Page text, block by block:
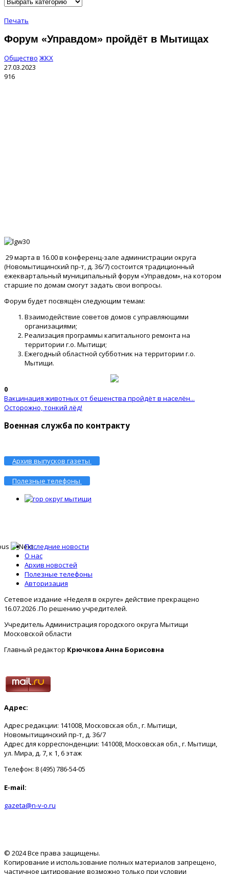
Печать
Форум «Управдом» пройдёт в Мытищах
Общество ЖКХ
27.03.2023
916
29 марта в 16.00 в конференц-зале администрации округа
(Новомытищинский пр-т, д. 36/7) состоится традиционный
ежеквартальный муниципальный форум «Управдом», на котором
старшие по домам смогут задать свои вопросы.
Форум будет посвящён следующим темам:
Взаимодействие советов домов с управляющими
организациями;
Реализация программы капитального ремонта на
территории г.о. Мытищи;
Ежегодный областной субботник на территории г.о.
Мытищи.
0
Вакцинация животных от бешенства пройдёт в населён...
Осторожно, тонкий лёд!
Военная служба по контракту
Архив выпусков газеты
Полезные телефоны
Последние новости
О нас
Архив новостей
Полезные телефоны
Авторизация
Сетевое издание «Неделя в округе» действие прекращено
16.07.2026 .По решению учредителей.
Учредитель Администрация городского округа Мытищи
Московской области
Главный редактор Крючкова Анна Борисовна
Адрес:
Адрес редакции: 141008, Московская обл., г. Мытищи,
Новомытищинский пр-т, д. 36/7
Адрес для корреспонденции: 141008, Московская обл., г. Мытищи,
ул. Мира, д. 7, к 1, 6 этаж
Телефон: 8 (495) 786-54-05
E-mail:
gazeta@n-v-o.ru
© 2024 Все права защищены.
Копирование и использование полных материалов запрещено,
частичное цитирование возможно только при условии